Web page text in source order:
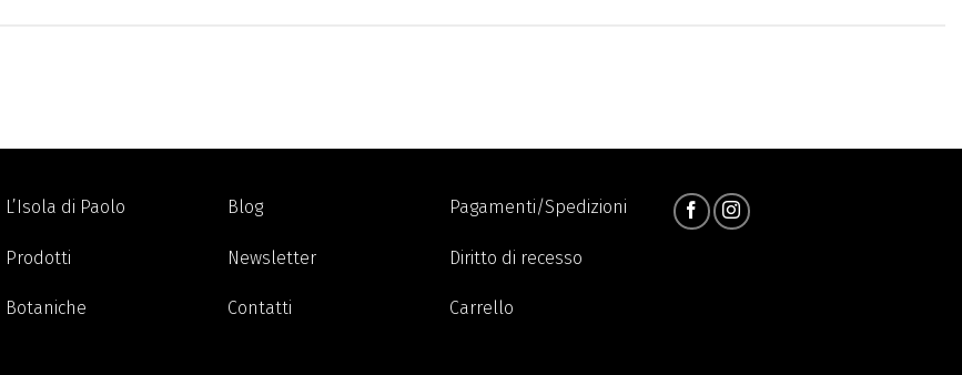
L’Isola di Paolo
Prodotti
Botaniche
Blog
Newsletter
Contatti
Pagamenti/Spedizioni
Diritto di recesso
Carrello